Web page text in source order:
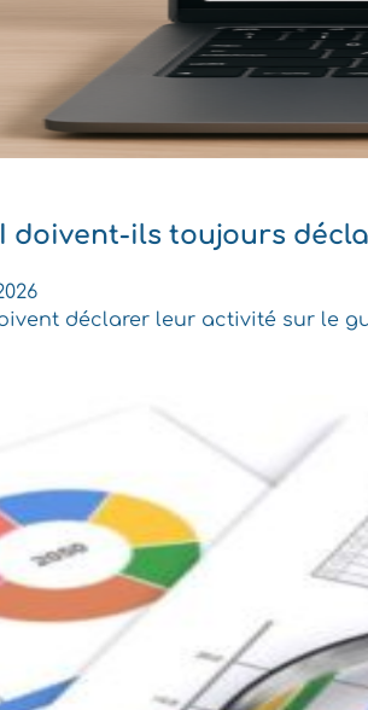
doivent-ils toujours
déclarer leur activité sur le